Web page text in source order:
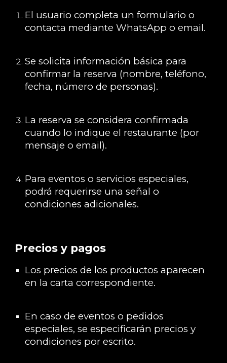
El usuario completa un formulario o
contacta mediante WhatsApp o email.
Se solicita información básica para
confirmar la reserva (nombre, teléfono,
fecha, número de personas).
La reserva se considera confirmada
cuando lo indique el restaurante (por
mensaje o email).
Para eventos o servicios especiales,
podrá requerirse una señal o
condiciones adicionales.
Precios y pagos
Los precios de los productos aparecen
en la carta correspondiente.
En caso de eventos o pedidos
especiales, se especificarán precios y
condiciones por escrito.